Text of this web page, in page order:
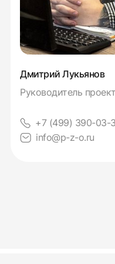
Дмитрий Лукьянов
Руководитель
+7 (499) 390-03-
info@p-z-o.ru